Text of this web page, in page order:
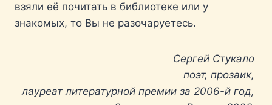
взяли её почитать в библиотеке или у
знакомых, то Вы не разочаруетесь.
Сергей Стукало
поэт, прозаик,
лауреат литературной премии за 2006-й год,